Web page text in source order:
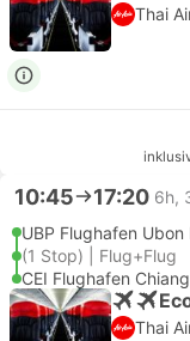
Thai
10:45 17:20 6h,
UBP Flughafen
(1 Stop) | Flug+Flug
CEI Flughafen
Thai